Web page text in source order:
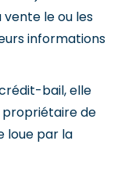
le ou les
informations
bail, elle
propriétaire de
loue par la